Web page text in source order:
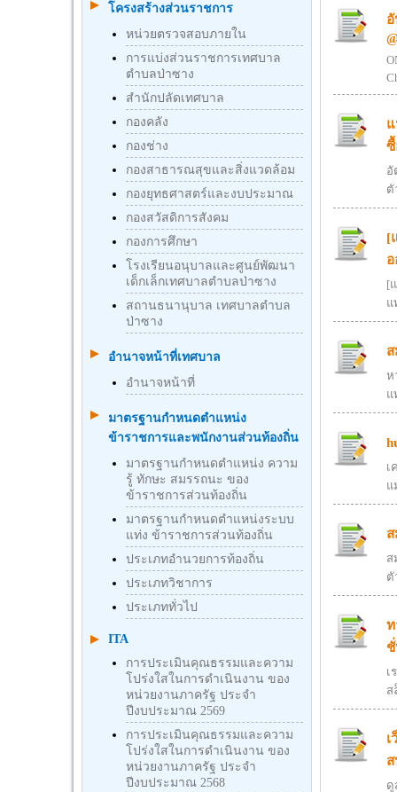
โครงสร้างส่วนราชการ
หน่วยตรวจสอบภายใน
การแบ่งส่วนราชการเทศบาล
ตำบลป่าซาง
สำนักปลัดเทศบาล
กองคลัง
กองช่าง
กองสาธารณสุขและสิ่งแวดล้อม
กองยุทธศาสตร์และงบประมาณ
กองสวัสดิการสังคม
กองการศึกษา
โรงเรียนอนุบาลและศูนย์พัฒนา
เด็กเล็กเทศบาลตำบลป่าซาง
สถานธนานุบาล เทศบาลตำบล
ป่าซาง
อำนาจหน้าที่เทศบาล
อำนาจหน้าที่
มาตรฐานกําหนดตําแหน่ง
ข้าราชการและพนักงานส่วนท้องถิ่น
มาตรฐานกำหนดตำแหน่ง ความ
รู้ ทักษะ สมรรถนะ ของ
ข้าราชการส่วนท้องถิ่น
มาตรฐานกำหนดตำแหน่งระบบ
แท่ง ข้าราชการส่วนท้องถิ่น
ประเภทอำนวยการท้องถิ่น
ประเภทวิชาการ
ประเภททั่วไป
ITA
การประเมินคุณธรรมและความ
โปร่งใสในการดำเนินงาน ของ
หน่วยงานภาครัฐ ประจำ
ปีงบประมาณ 2569
การประเมินคุณธรรมและความ
โปร่งใสในการดำเนินงาน ของ
หน่วยงานภาครัฐ ประจำ
ปีงบประมาณ 2568
ซื้
อั
ตั
[
[
แ
ห
แ
เ
แ
ส
ตั
ท
เ
ส
ดู